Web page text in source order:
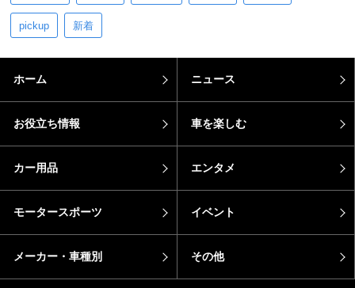
pickup 新着
ホーム ニュース
お役立ち情報 車を楽しむ
カー用品 エンタメ
モータースポーツ イベント
メーカー・車種別 その他